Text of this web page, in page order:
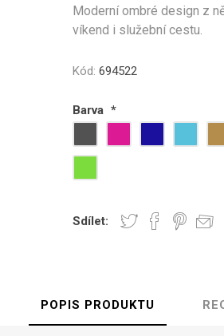
Moderní ombré design z
víkend i služební cestu.
Kód: 694522
Barva *
Sdílet:
POPIS PRODUKTU